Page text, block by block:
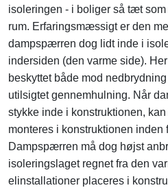
isoleringen - i boliger så tæt
rum. Erfaringsmæssigt er den
dampspærren dog lidt inde i
indersiden (den varme side).
beskyttet både mod
utilsigtet gennemhulning. Når
stykke inde i konstruktionen,
monteres i konstruktionen
Dampspærren må dog højst
isoleringslaget regnet fra den
elinstallationer placeres i